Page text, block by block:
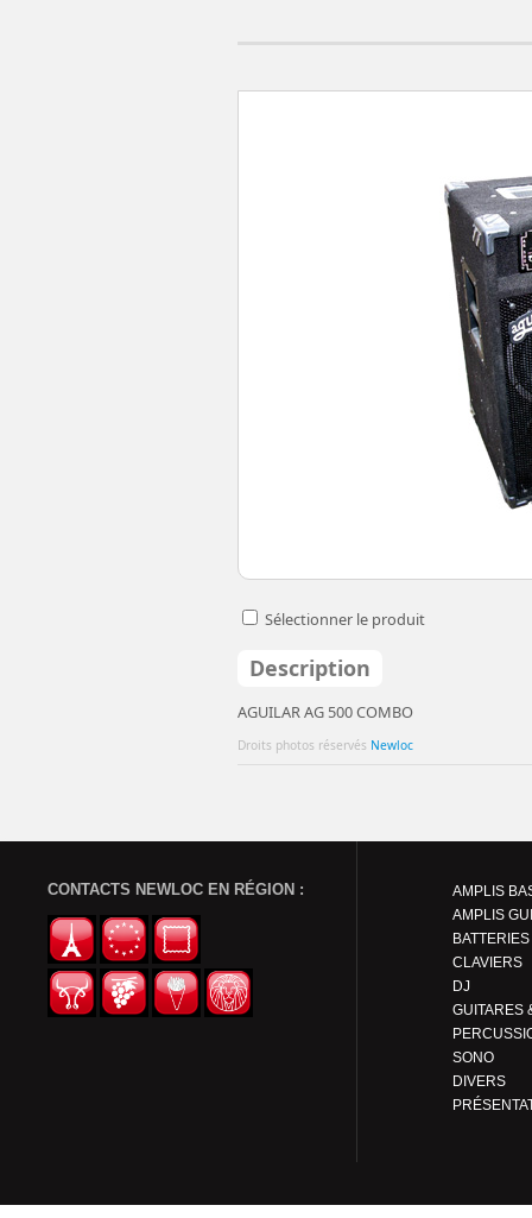
Sélectionner le produit
Description
AGUILAR AG 500 COMBO
Droits photos réservés Newloc
CONTACTS NEWLOC EN RÉGION :
AMPLIS
AMPLIS
BATTERIES
CLAVIERS
DJ
SONO
DIVERS